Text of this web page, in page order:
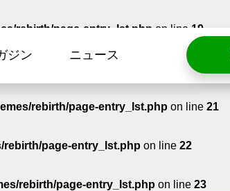
rebirth/page-entry_lst.php on line 19
on line
rebirth/page-entry_lst.php on line 21
rebirth/page-entry_lst.php on line 22
rebirth/page-entry_lst.php on line 23
ジン ニュース